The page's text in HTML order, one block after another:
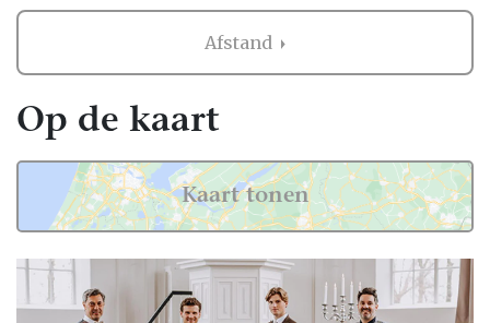
Bruidegom in Friesland
Zaken regelen voor jullie bruiloft is erg
belangrijk. Het is dus niet zo gek dat je
graag eerst ervaringen van andere
bruidsparen leest over Bruidegom in
Friesland. Want zij hebben het live ervaren
en zijn natuurlijk kritische beoordelaars!
Daarom hebben wij bij elke professional op
onze website een beoordeling van echte
Afstand
Op de kaart
Kaart tonen